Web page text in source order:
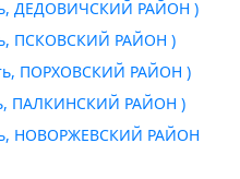
ДЕДОВИЧСКИЙ РАЙОН )
ПСКОВСКИЙ РАЙОН )
ПОРХОВСКИЙ РАЙОН )
ПАЛКИНСКИЙ РАЙОН )
НОВОРЖЕВСКИЙ РАЙОН